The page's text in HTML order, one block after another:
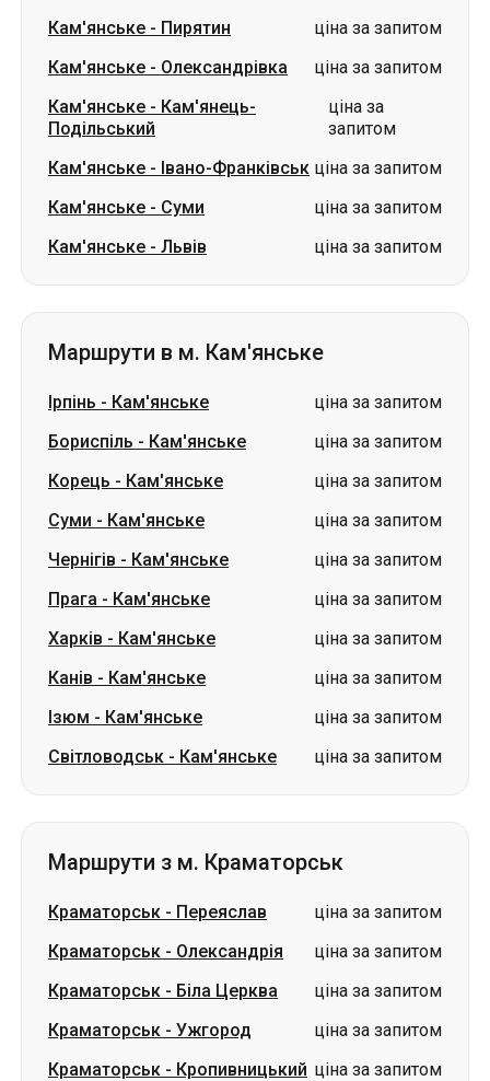
Кам'янське - Пирятин
ціна за запитом
Кам'янське - Олександрівка
ціна за запитом
Кам'янське - Кам'янець-
Подільський
ціна за
запитом
Кам'янське - Івано-Франківськ ціна за запитом
Кам'янське - Суми
ціна за запитом
Кам'янське - Львів ціна за запитом
Маршрути в м. Кам'янське
Ірпінь - Кам'янське
ціна за запитом
Бориспіль - Кам'янське
ціна за запитом
Корець - Кам'янське
ціна за запитом
Суми - Кам'янське
ціна за запитом
Чернігів - Кам'янське
ціна за запитом
Прага - Кам'янське
ціна за запитом
Харків - Кам'янське
ціна за запитом
Канів - Кам'янське
ціна за запитом
Ізюм - Кам'янське
ціна за запитом
Світловодськ - Кам'янське ціна за запитом
Маршрути з м. Краматорськ
Краматорськ - Переяслав
ціна за запитом
Краматорськ - Олександрія
ціна за запитом
Краматорськ - Біла Церква
ціна за запитом
Краматорськ - Ужгород
ціна за запитом
Краматорськ - Кропивницький ціна за запитом